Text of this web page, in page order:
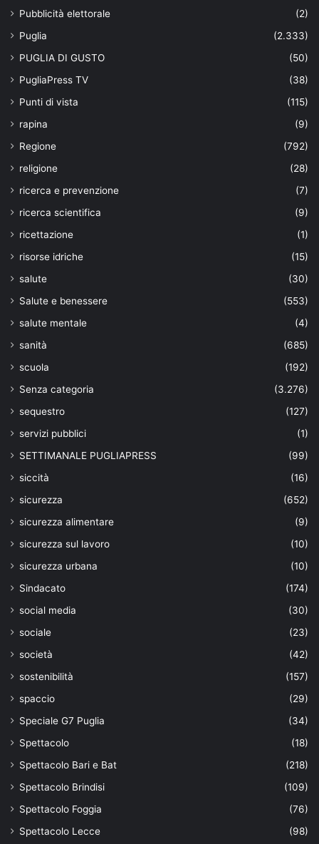
Pubblicità elettorale
(2)
Puglia
(2.333)
PUGLIA DI GUSTO
(50)
PugliaPress TV
(38)
Punti di vista
(115)
rapina
(9)
Regione
(792)
religione
(28)
ricerca e prevenzione
(7)
ricerca scientifica
(9)
ricettazione
(1)
risorse idriche
(15)
salute
(30)
Salute e benessere
(553)
salute mentale
(4)
sanità
(685)
scuola
(192)
Senza categoria
(3.276)
sequestro
(127)
servizi pubblici
(1)
SETTIMANALE PUGLIAPRESS
(99)
siccità
(16)
sicurezza
(652)
sicurezza alimentare
(9)
sicurezza sul lavoro
(10)
sicurezza urbana
(10)
Sindacato
(174)
social media
(30)
sociale
(23)
società
(42)
sostenibilità
(157)
spaccio
(29)
Speciale G7 Puglia
(34)
Spettacolo
(18)
Spettacolo Bari e Bat
(218)
Spettacolo Brindisi
(109)
Spettacolo Foggia
(76)
Spettacolo Lecce
(98)